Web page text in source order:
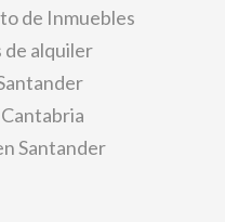
de Inmuebles
de alquiler
Santander